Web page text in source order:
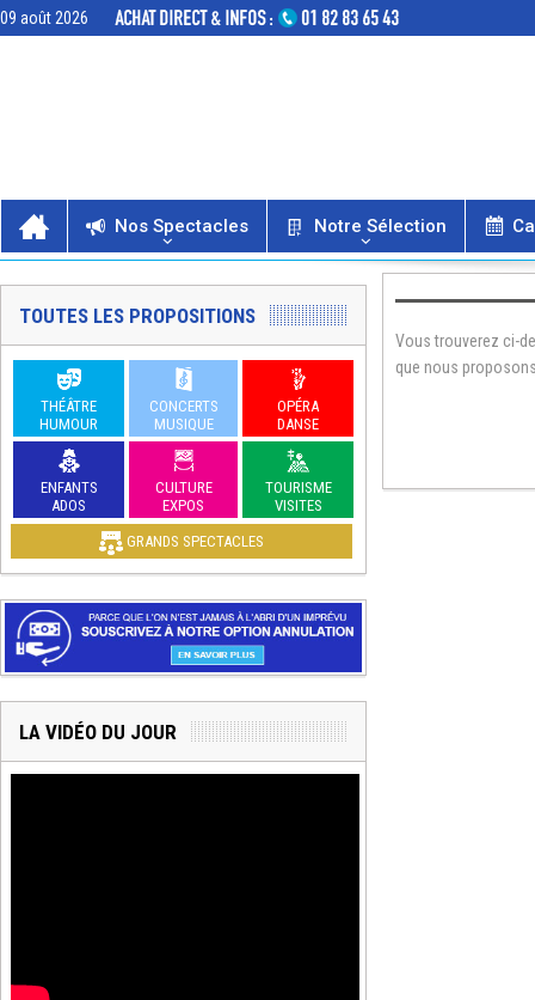
09 août 2026
Nos Spectacles Notre Sélection
Vous trouverez ci-
que nous
TOUTES LES PROPOSITIONS
THÉÂTRE
HUMOUR
CONCERTS
MUSIQUE
OPÉRA
DANSE
ENFANTS
ADOS
CULTURE
EXPOS
TOURISME
VISITES
GRANDS SPECTACLES
LA VIDÉO DU JOUR